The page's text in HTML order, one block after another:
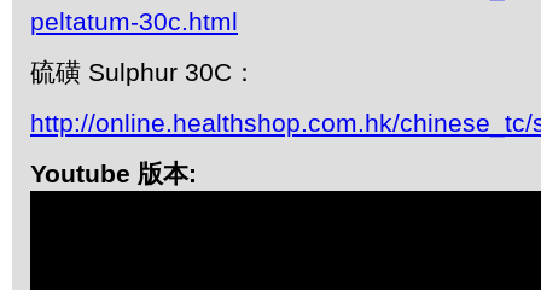
peltatum-30c.html
硫磺 Sulphur 30C：
http://online.healthshop.com.hk/
Youtube 版本: